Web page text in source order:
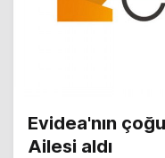
Evidea'nın
Ailesi aldı